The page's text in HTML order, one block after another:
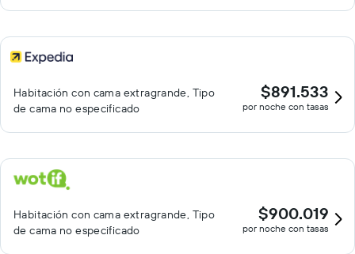
Habitación con cama extragrande, Tipo
de cama no especificado
$891.533
por noche con tasas
Habitación con cama extragrande, Tipo
de cama no especificado
$900.019
por noche con tasas